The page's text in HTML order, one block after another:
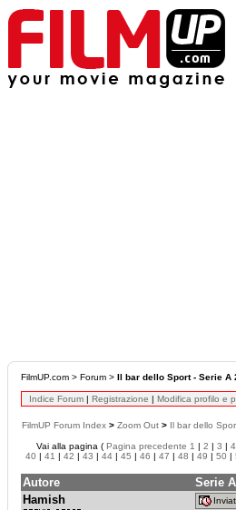
FilmUP.com > Forum > Il bar dello Sport - Serie A
Indice Forum | Registrazione | Modifica profilo e
FilmUP Forum Index > Zoom Out > Il bar dello
Vai alla pagina ( Pagina precedente 1 | 2 | 3 | 4
40 | 41 | 42 | 43 | 44 | 45 | 46 | 47 | 48 | 49 | 50 |
Autore
Serie
Hamish